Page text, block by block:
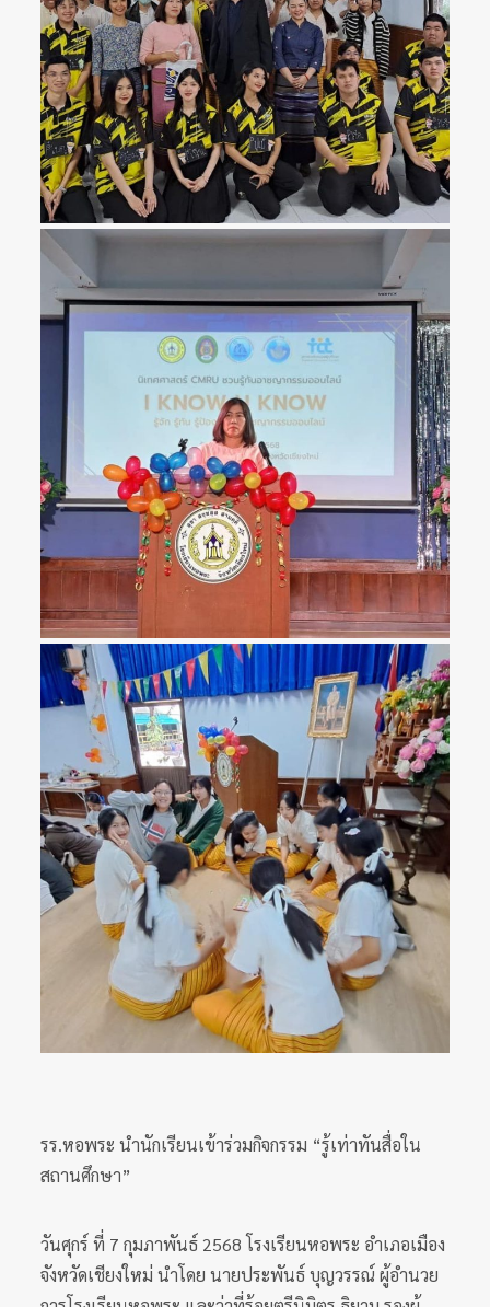
รร.หอพระ นำนักเรียนเข้าร่วมกิจกรรม “รู้เท่าทันสื่อใน
สถานศึกษา”
วันศุกร์ ที่ 7 กุมภาพันธ์ 2568 โรงเรียนหอพระ อำเภอเมือง
จังหวัดเชียงใหม่ นำโดย นายประพันธ์ บุญวรรณ์ ผู้อำนวย